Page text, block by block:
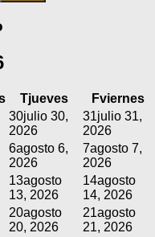
Tjueves Fviernes
30julio 30,
2026
31julio 31,
2026
6agosto 6,
2026
7agosto 7,
2026
13agosto
13, 2026
14agosto
14, 2026
20agosto
20, 2026
21agosto
21, 2026